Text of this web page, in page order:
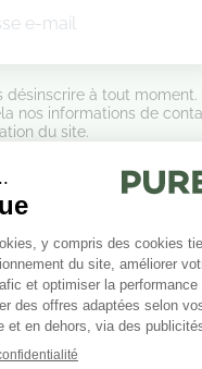
désinscrire à tout moment.
nos informations de
du site.
de rétractation
par la Société des Avis
sur les réseaux